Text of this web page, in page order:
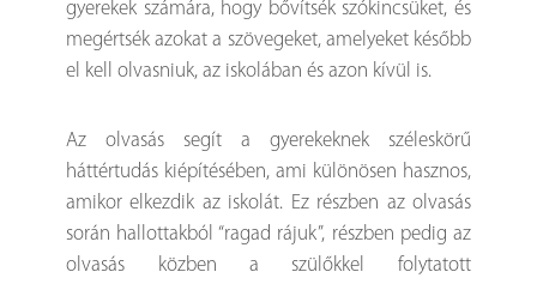
gyerekek számára, hogy bővítsék szókincsüket, és
megértsék azokat a szövegeket, amelyeket később
el kell olvasniuk, az iskolában és azon kívül is.
Az olvasás segít a gyerekeknek széleskörű
háttértudás kiépítésében, ami különösen hasznos,
amikor elkezdik az iskolát. Ez részben az olvasás
során hallottakból “ragad rájuk”, részben pedig az
olvasás közben a szülőkkel folytatott